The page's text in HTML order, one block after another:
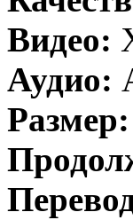
Видео:
Аудио:
Размер: